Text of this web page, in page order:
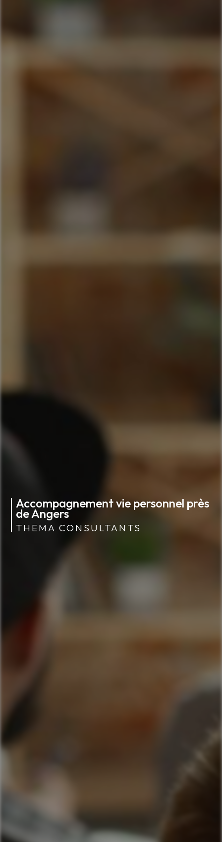
Accompagnement vie personnel près
de Angers
THEMA CONSULTANTS